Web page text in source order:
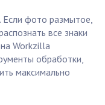
Если фото размытое,
все знаки
Workzilla
обработки,
максимально